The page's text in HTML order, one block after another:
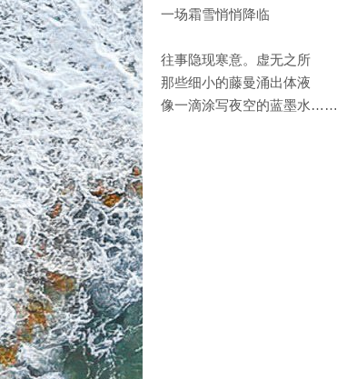
一场霜雪悄悄降临
往事隐现寒意。虚无之所
那些细小的藤曼涌出体液
像一滴涂写夜空的蓝墨水……